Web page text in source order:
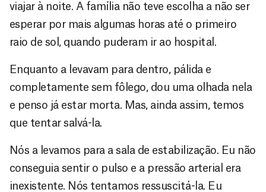
viajar à noite. A família não teve escolha a não ser
esperar por mais algumas horas até o primeiro
raio de sol, quando puderam ir ao hospital.
Enquanto a levavam para dentro, pálida e
completamente sem fôlego, dou uma olhada nela
e penso já estar morta. Mas, ainda assim, temos
que tentar salvá-la.
Nós a levamos para a sala de estabilização. Eu não
conseguia sentir o pulso e a pressão arterial era
inexistente. Nós tentamos ressuscitá-la. Eu